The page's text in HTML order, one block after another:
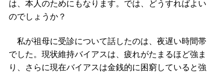
は、本人のためにもなります。では、どうすればよい
のでしょうか？
私が祖母に受診について話したのは、夜遅い時間帯
でした。現状維持バイアスは、疲れがたまるほど強ま
り、さらに現在バイアスは金銭的に困窮していると強